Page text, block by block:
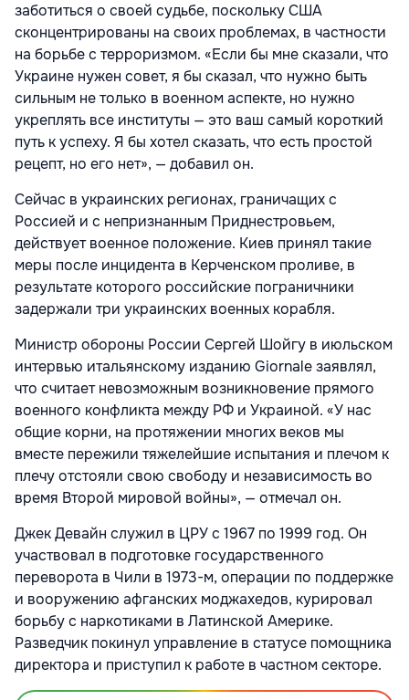
заботиться о своей судьбе, поскольку США
сконцентрированы на своих проблемах, в частности
на борьбе с терроризмом. «Если бы мне сказали, что
Украине нужен совет, я бы сказал, что нужно быть
сильным не только в военном аспекте, но нужно
укреплять все институты — это ваш самый короткий
путь к успеху. Я бы хотел сказать, что есть простой
рецепт, но его нет», — добавил он.
Сейчас в украинских регионах, граничащих с
Россией и с непризнанным Приднестровьем,
действует военное положение. Киев принял такие
меры после инцидента в Керченском проливе, в
результате которого российские пограничники
задержали три украинских военных корабля.
Министр обороны России Сергей Шойгу в июльском
интервью итальянскому изданию Giornale заявлял,
что считает невозможным возникновение прямого
военного конфликта между РФ и Украиной. «У нас
общие корни, на протяжении многих веков мы
вместе пережили тяжелейшие испытания и плечом к
плечу отстояли свою свободу и независимость во
время Второй мировой войны», — отмечал он.
Джек Девайн служил в ЦРУ с 1967 по 1999 год. Он
участвовал в подготовке государственного
переворота в Чили в 1973-м, операции по поддержке
и вооружению афганских моджахедов, курировал
борьбу с наркотиками в Латинской Америке.
Разведчик покинул управление в статусе помощника
директора и приступил к работе в частном секторе.